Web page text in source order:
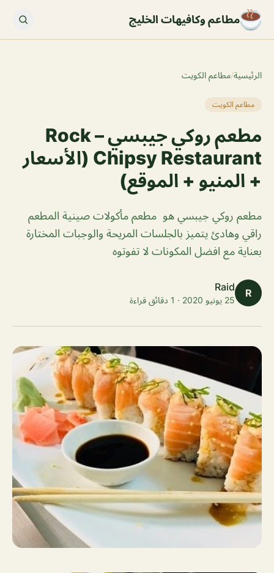
مطاعم وكافيهات الخليج
الرئيسية/مطاعم الكويت
مطاعم الكويت
مطعم روكي جيبسي – Rock
Chipsy Restaurant (الأسعار
+ المنيو + الموقع)
مطعم روكي جيبسي هو مطعم مأكولات صينية المطعم
راقي وهادئ يتميز بالجلسات المريحة والوجبات المختارة
بعناية مع افضل المكونات لا تفوتوه
R
Raid
25 يونيو 2020 · 1 دقائق قراءة